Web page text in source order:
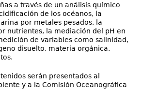
a través de un análisis químico
de los océanos, la
por metales pesados, la
nutrientes, la mediación del pH en
de variables como salinidad,
disuelto, materia orgánica,
serán presentados al
y a la Comisión Oceanográfica